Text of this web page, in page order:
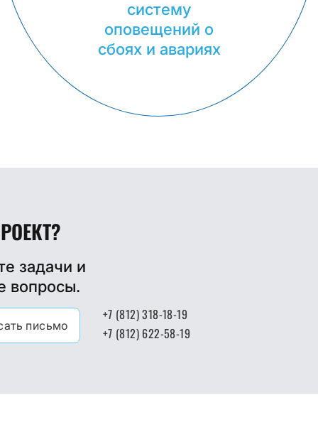
систему
оповещений о
сбоях и авариях
задачи и
вопросы.
письмо
+7 (812) 318-18-19
+7 (812) 622-58-19